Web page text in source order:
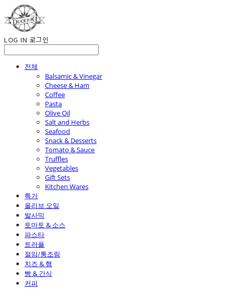
LOG IN 로그인
전체
Balsamic & Vinegar
Cheese & Ham
Coffee
Pasta
Olive Oil
Salt and Herbs
Seafood
Snack & Desserts
Tomato & Sauce
Truffles
Vegetables
Gift Sets
Kitchen Wares
특가
올리브 오일
발사믹
토마토 & 소스
파스타
트러플
절임/통조림
치즈 & 햄
빵 & 간식
커피